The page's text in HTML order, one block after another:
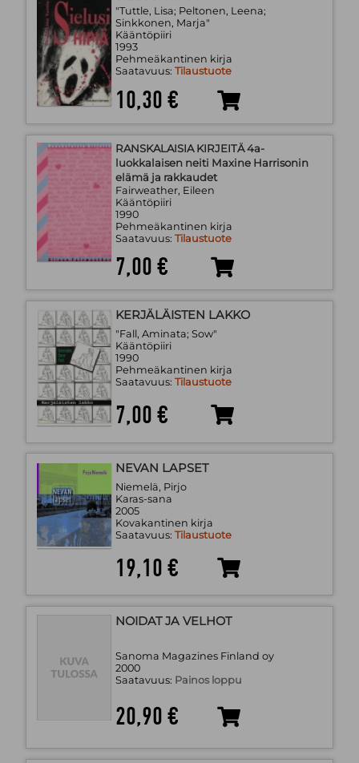
"Tuttle, Lisa; Peltonen, Leena;
Sinkkonen, Marja"
Kääntöpiiri
1993
Pehmeäkantinen kirja
Saatavuus: Tilaustuote
10,30 €
RANSKALAISIA KIRJEITÄ 4a-
luokkalaisen neiti Maxine Harrisonin
elämä ja rakkaudet
Fairweather, Eileen
Kääntöpiiri
1990
Pehmeäkantinen kirja
Saatavuus: Tilaustuote
7,00 €
KERJÄLÄISTEN LAKKO
"Fall, Aminata; Sow"
Kääntöpiiri
1990
Pehmeäkantinen kirja
Saatavuus: Tilaustuote
7,00 €
NEVAN LAPSET
Niemelä, Pirjo
Karas-sana
2005
Kovakantinen kirja
Saatavuus: Tilaustuote
19,10 €
NOIDAT JA VELHOT
Sanoma Magazines Finland oy
2000
Saatavuus: Painos loppu
20,90 €